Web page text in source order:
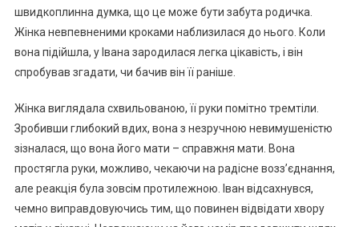
швидкоплинна думка, що це може бути забута родичка.
Жінка невпевненими кроками наблизилася до нього. Коли
вона підійшла, у Івана зародилася легка цікавість, і він
спробував згадати, чи бачив він її раніше.
Жінка виглядала схвильованою, її руки помітно тремтіли.
Зробивши глибокий вдих, вона з незручною невимушеністю
зізналася, що вона його мати – справжня мати. Вона
простягла руки, можливо, чекаючи на радісне возз’єднання,
але реакція була зовсім протилежною. Іван відсахнувся,
чемно виправдовуючись тим, що повинен відвідати хвору